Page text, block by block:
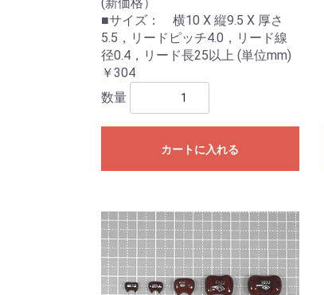
■サイズ： 横10 X 縦9.5 X 厚さ
5.5，リードピッチ4.0，リード線
径0.4，リード長25以上 (単位mm)
￥304
数量
カートに入れる